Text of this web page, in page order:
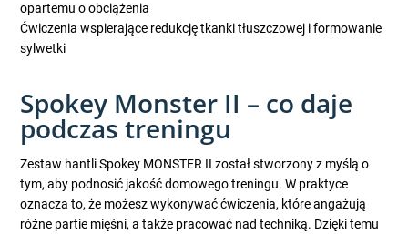
opartemu o obciążenia
Ćwiczenia wspierające redukcję tkanki tłuszczowej i formowanie
sylwetki
Spokey Monster II – co daje
podczas treningu
Zestaw hantli Spokey MONSTER II został stworzony z myślą o
tym, aby podnosić jakość domowego treningu. W praktyce
oznacza to, że możesz wykonywać ćwiczenia, które angażują
różne partie mięśni, a także pracować nad techniką. Dzięki temu